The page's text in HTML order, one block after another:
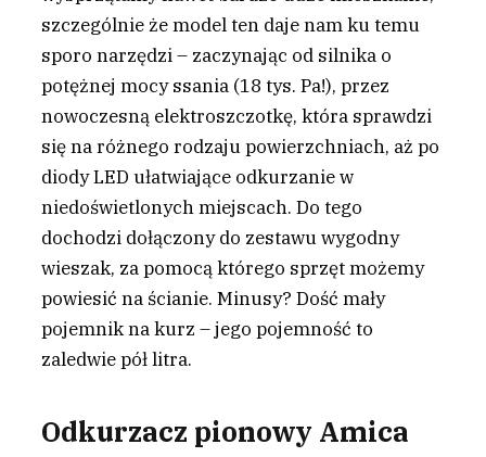
szczególnie że model ten daje nam ku temu
sporo narzędzi – zaczynając od silnika o
potężnej mocy ssania (18 tys. Pa!), przez
nowoczesną elektroszczotkę, która sprawdzi
się na różnego rodzaju powierzchniach, aż po
diody LED ułatwiające odkurzanie w
niedoświetlonych miejscach. Do tego
dochodzi dołączony do zestawu wygodny
wieszak, za pomocą którego sprzęt możemy
powiesić na ścianie. Minusy? Dość mały
pojemnik na kurz – jego pojemność to
zaledwie pół litra.
Odkurzacz pionowy Amica